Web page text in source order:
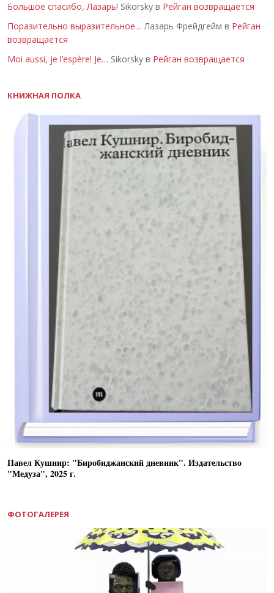
Большое спасибо, Лазарь! Sikorsky в Рейган возвращается
Поразительно выразительное… Лазарь Фрейдгейм в Рейган
возвращается
Moi aussi, je l’espère! Je… Sikorsky в Рейган возвращается
КНИЖНАЯ ПОЛКА
Павел Кушнир: "Биробиджанский дневник". Издательство
"Медуза", 2025 г.
ФОТОГАЛЕРЕЯ